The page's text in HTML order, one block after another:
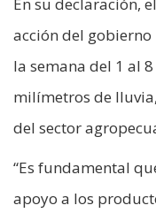
acción del
la semana del 1 al
milímetros de
del sector
“Es fundamental
apoyo a los